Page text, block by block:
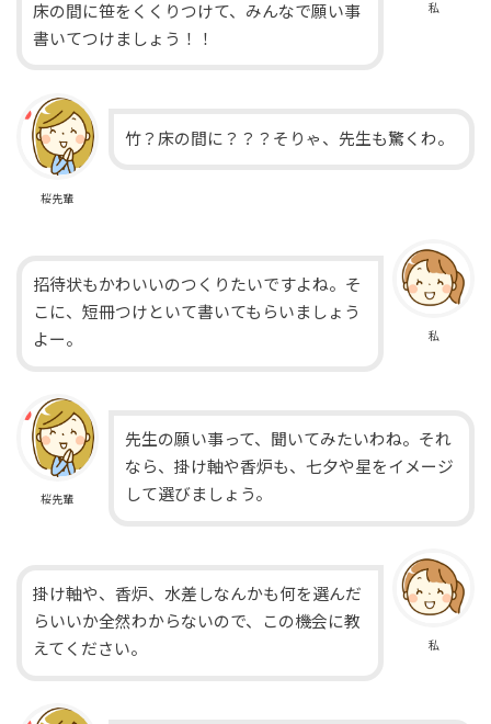
私
床の間に笹をくくりつけて、みんなで願い事
書いてつけましょう！！
桜先輩
竹？床の間に？？？そりゃ、先生も驚くわ。
私
招待状もかわいいのつくりたいですよね。そ
こに、短冊つけといて書いてもらいましょう
よー。
桜先輩
先生の願い事って、聞いてみたいわね。それ
なら、掛け軸や香炉も、七夕や星をイメージ
して選びましょう。
私
掛け軸や、香炉、水差しなんかも何を選んだ
らいいか全然わからないので、この機会に教
えてください。